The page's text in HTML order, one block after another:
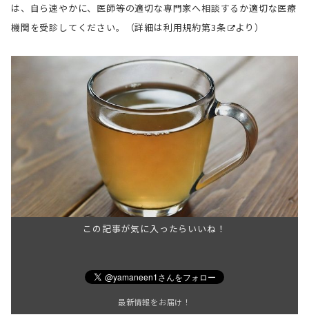
は、自ら速やかに、医師等の適切な専門家へ相談するか適切な医療
機関を受診してください。（詳細は利用規約第3条 より）
この記事が気に入ったらいいね！
最新情報をお届け！